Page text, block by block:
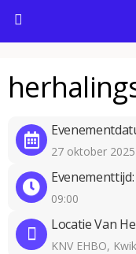
27 oktober 2025
Evenementtijd:
09:00
Locatie Van
KNV EHBO,